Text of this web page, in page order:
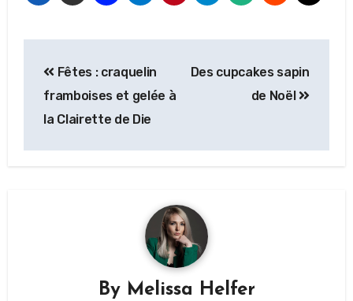
Fêtes : craquelin
framboises et gelée à
la Clairette de Die
Des cupcakes sapin
de Noël
By Melissa Helfer